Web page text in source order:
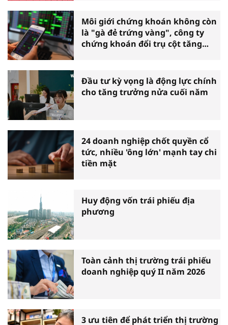
Môi giới chứng khoán không còn
là "gà đẻ trứng vàng", công ty
chứng khoán đổi trụ cột tăng
Đầu tư kỳ vọng là động lực chính
cho tăng trưởng nửa cuối năm
24 doanh nghiệp chốt quyền cổ
tức, nhiều 'ông lớn' mạnh tay chi
tiền mặt
Huy động vốn trái phiếu địa
phương
Toàn cảnh thị trường trái phiếu
doanh nghiệp quý II năm 2026
3 ưu tiên để phát triển thị trường